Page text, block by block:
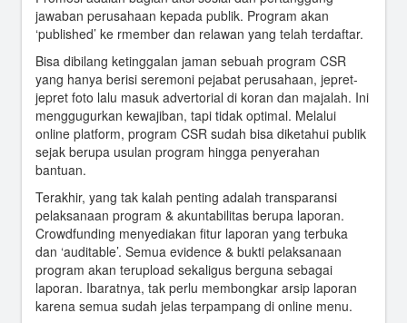
jawaban perusahaan kepada publik. Program akan
‘published’ ke rmember dan relawan yang telah terdaftar.
Bisa dibilang ketinggalan jaman sebuah program CSR
yang hanya berisi seremoni pejabat perusahaan, jepret-
jepret foto lalu masuk advertorial di koran dan majalah. Ini
menggugurkan kewajiban, tapi tidak optimal. Melalui
online platform, program CSR sudah bisa diketahui publik
sejak berupa usulan program hingga penyerahan
bantuan.
Terakhir, yang tak kalah penting adalah transparansi
pelaksanaan program & akuntabilitas berupa laporan.
Crowdfunding menyediakan fitur laporan yang terbuka
dan ‘auditable’. Semua evidence & bukti pelaksanaan
program akan terupload sekaligus berguna sebagai
laporan. Ibaratnya, tak perlu membongkar arsip laporan
karena semua sudah jelas terpampang di online menu.